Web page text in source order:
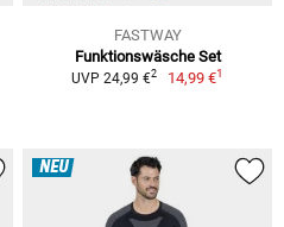
FASTWAY
Funktionswäsche Set
UVP 24,99 €2 14,99 €1
NEU